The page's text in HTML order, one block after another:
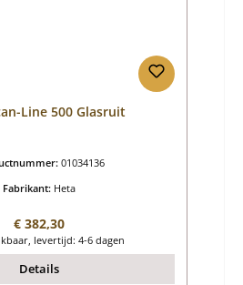
Line 500 Glasruit
01034136
Fabrikant: Heta
Normale prijs:
€ 382,30
levertijd: 4-6 dagen
Details